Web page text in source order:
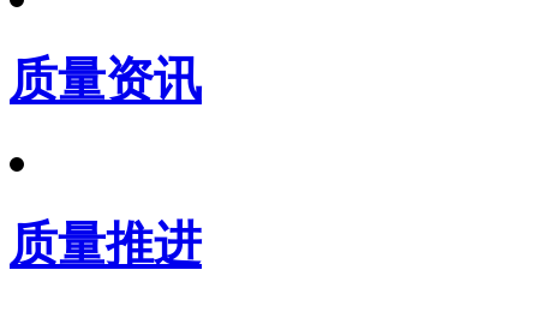
质量资讯
质量推进